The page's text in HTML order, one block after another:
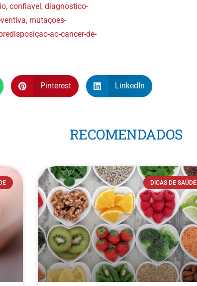
, confiavel, diagnostico-
, mutaçoes-
ao-cancer-de-
Pinterest LinkedIn
RECOMENDADOS
DICAS DE SAÚDE